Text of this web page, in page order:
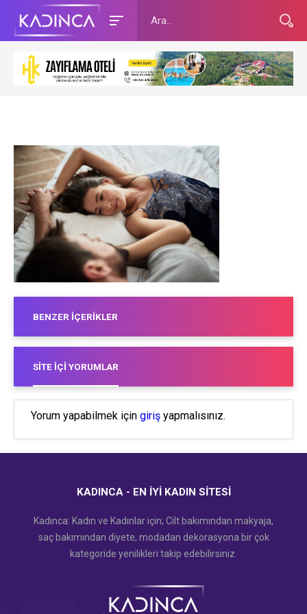
BENZER İÇERIKLER
SITE İÇI YORUMLAR
Yorum yapabilmek için giriş yapmalısınız.
KADINCA - EN İYI KADIN SITESI
Kadınca: Kadın ve Kadınlar için; Cilt bakımından makyaja,
saç bakımından diyete, modadan dekorasyona bir çok
kategoride yenilikleri takip edebilirsiniz.